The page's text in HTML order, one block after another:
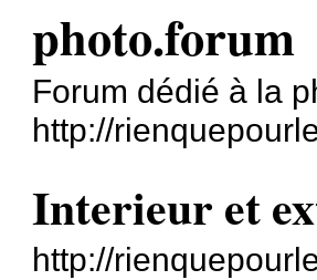
photo.forum
Forum dédié à la
http://
Interieur et
http://